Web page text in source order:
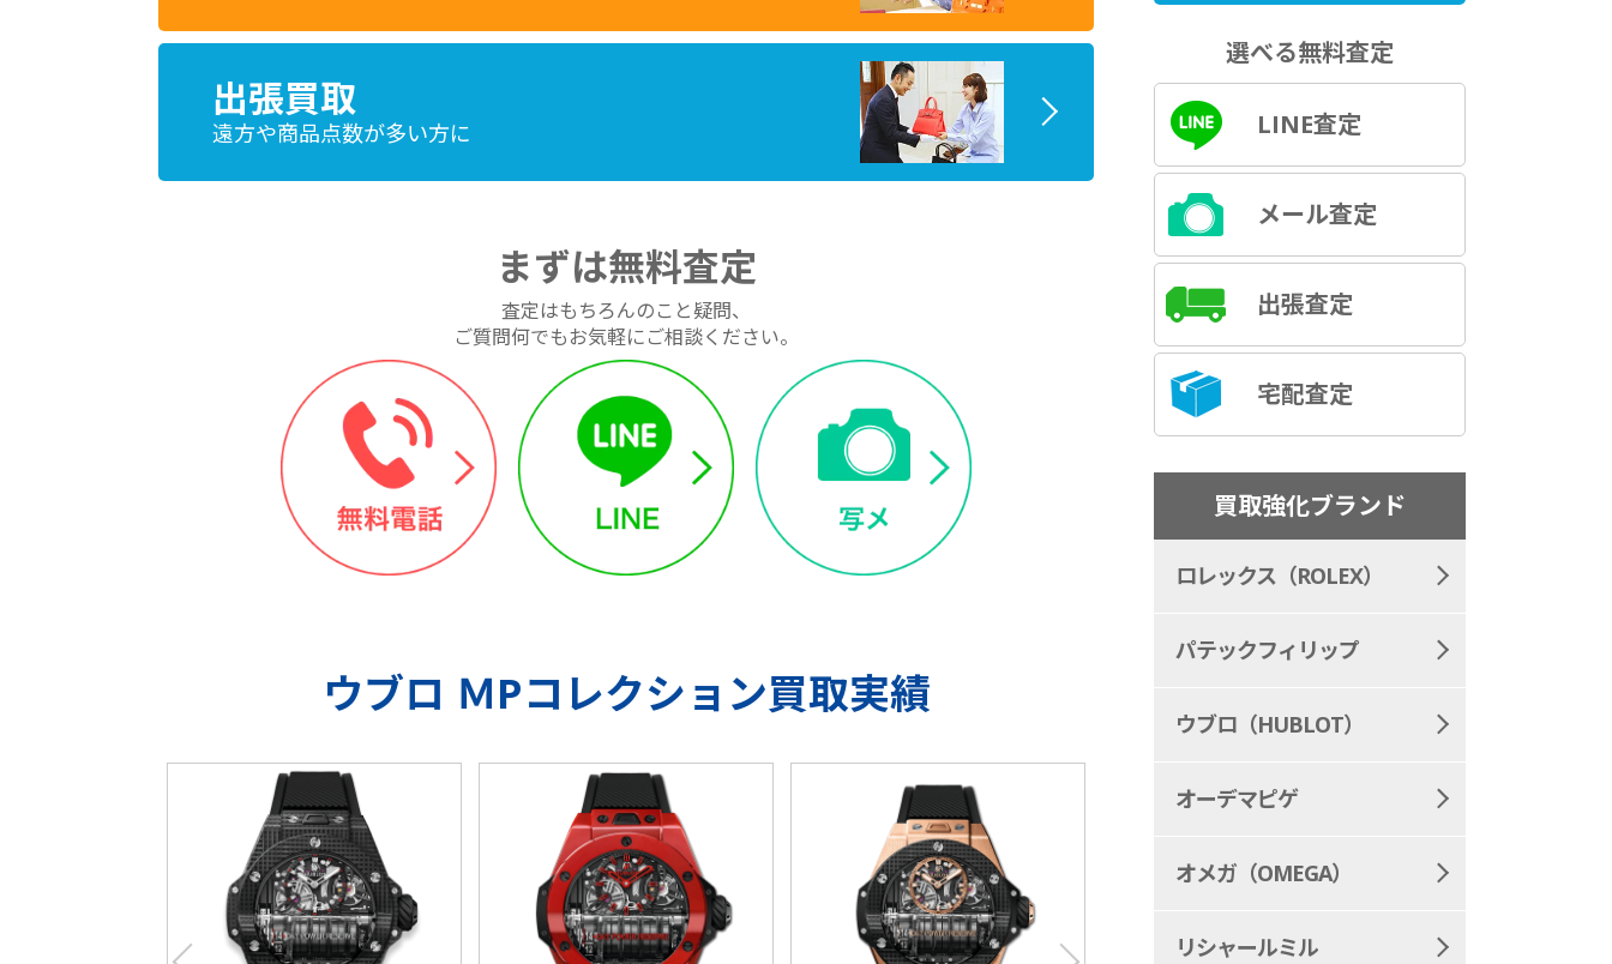
出張買取
遠方や商品点数が多い方に
まずは無料査定
査定はもちろんのこと疑問、
ご質問何でもお気軽にご相談ください。
ウブロ ＭPコレクション買取実績
選べる無料査定
LINE査定
メール査定
出張査定
宅配査定
買取強化ブランド
ロレックス（ROLEX）
パテックフィリップ
ウブロ（HUBLOT）
オーデマピゲ
オメガ（OMEGA）
リシャールミル